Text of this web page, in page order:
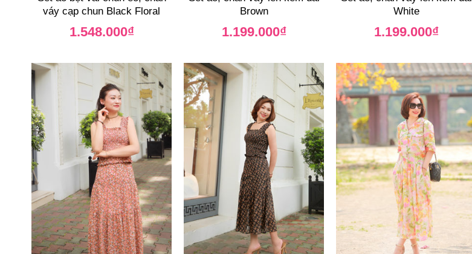
váy cạp chun Black Floral
1.548.000₫
Brown
1.199.000₫
White
1.199.000₫